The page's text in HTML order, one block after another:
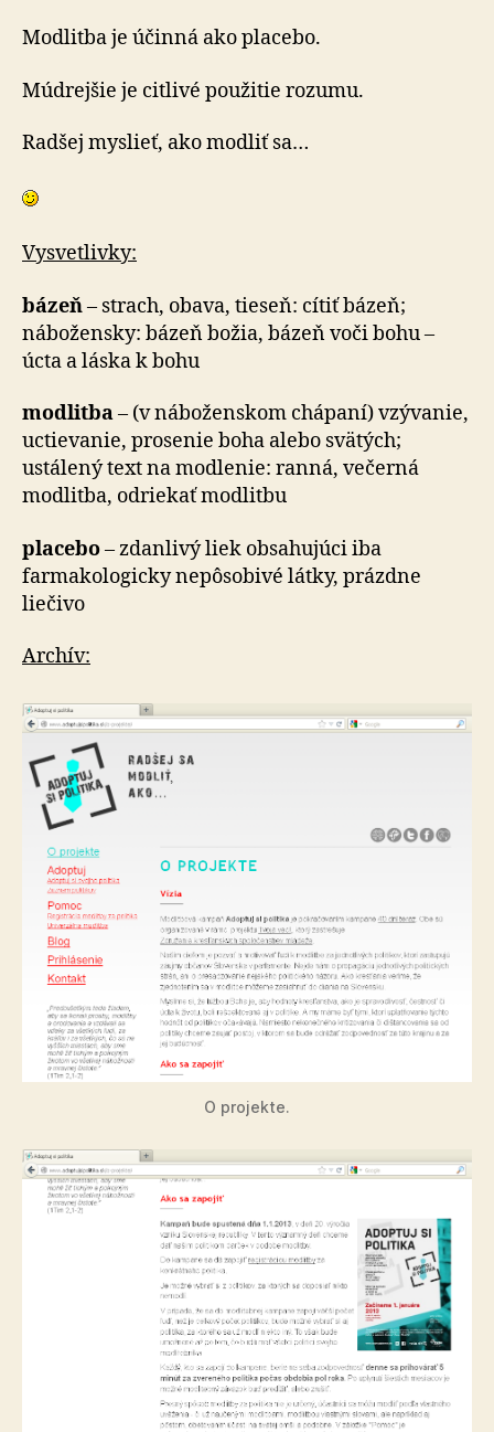
Modlitba je účinná ako placebo.
Múdrejšie je citlivé použitie rozumu.
Radšej myslieť, ako modliť sa…
Vysvetlivky:
bázeň– strach, obava, tieseň: cítiť bázeň;
nábožensky: bázeň božia, bázeň voči bohu –
úcta a láska k bohu
modlitba– (v náboženskom chápaní) vzývanie,
uctievanie, prosenie boha alebo svätých;
ustálený text na modlenie: ranná, večerná
modlitba, odriekať modlitbu
placebo– zdanlivý liek obsahujúci iba
farmakologicky nepôsobivé látky, prázdne
liečivo
Archív:
O projekte.